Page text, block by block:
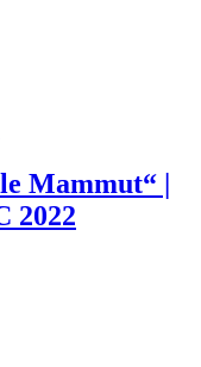
Mammut“ |
2022